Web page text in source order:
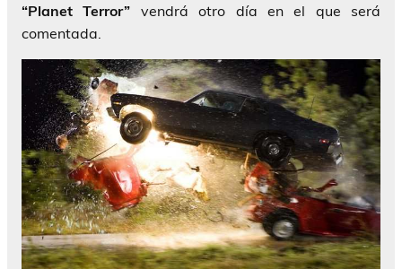
“Planet Terror” vendrá otro día en el que será
comentada.